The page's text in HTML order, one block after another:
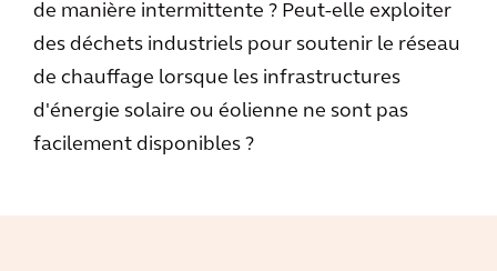
de manière intermittente ? Peut-elle exploiter
des déchets industriels pour soutenir le réseau
de chauffage lorsque les infrastructures
d'énergie solaire ou éolienne ne sont pas
facilement disponibles ?